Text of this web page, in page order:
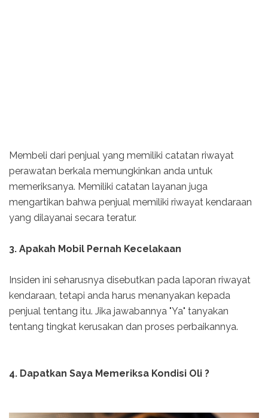
Membeli dari penjual yang memiliki catatan riwayat
perawatan berkala memungkinkan anda untuk
memeriksanya. Memiliki catatan layanan juga
mengartikan bahwa penjual memiliki riwayat kendaraan
yang dilayanai secara teratur.
3. Apakah Mobil Pernah Kecelakaan
Insiden ini seharusnya disebutkan pada laporan riwayat
kendaraan, tetapi anda harus menanyakan kepada
penjual tentang itu. Jika jawabannya "Ya" tanyakan
tentang tingkat kerusakan dan proses perbaikannya.
4. Dapatkan Saya Memeriksa Kondisi Oli ?